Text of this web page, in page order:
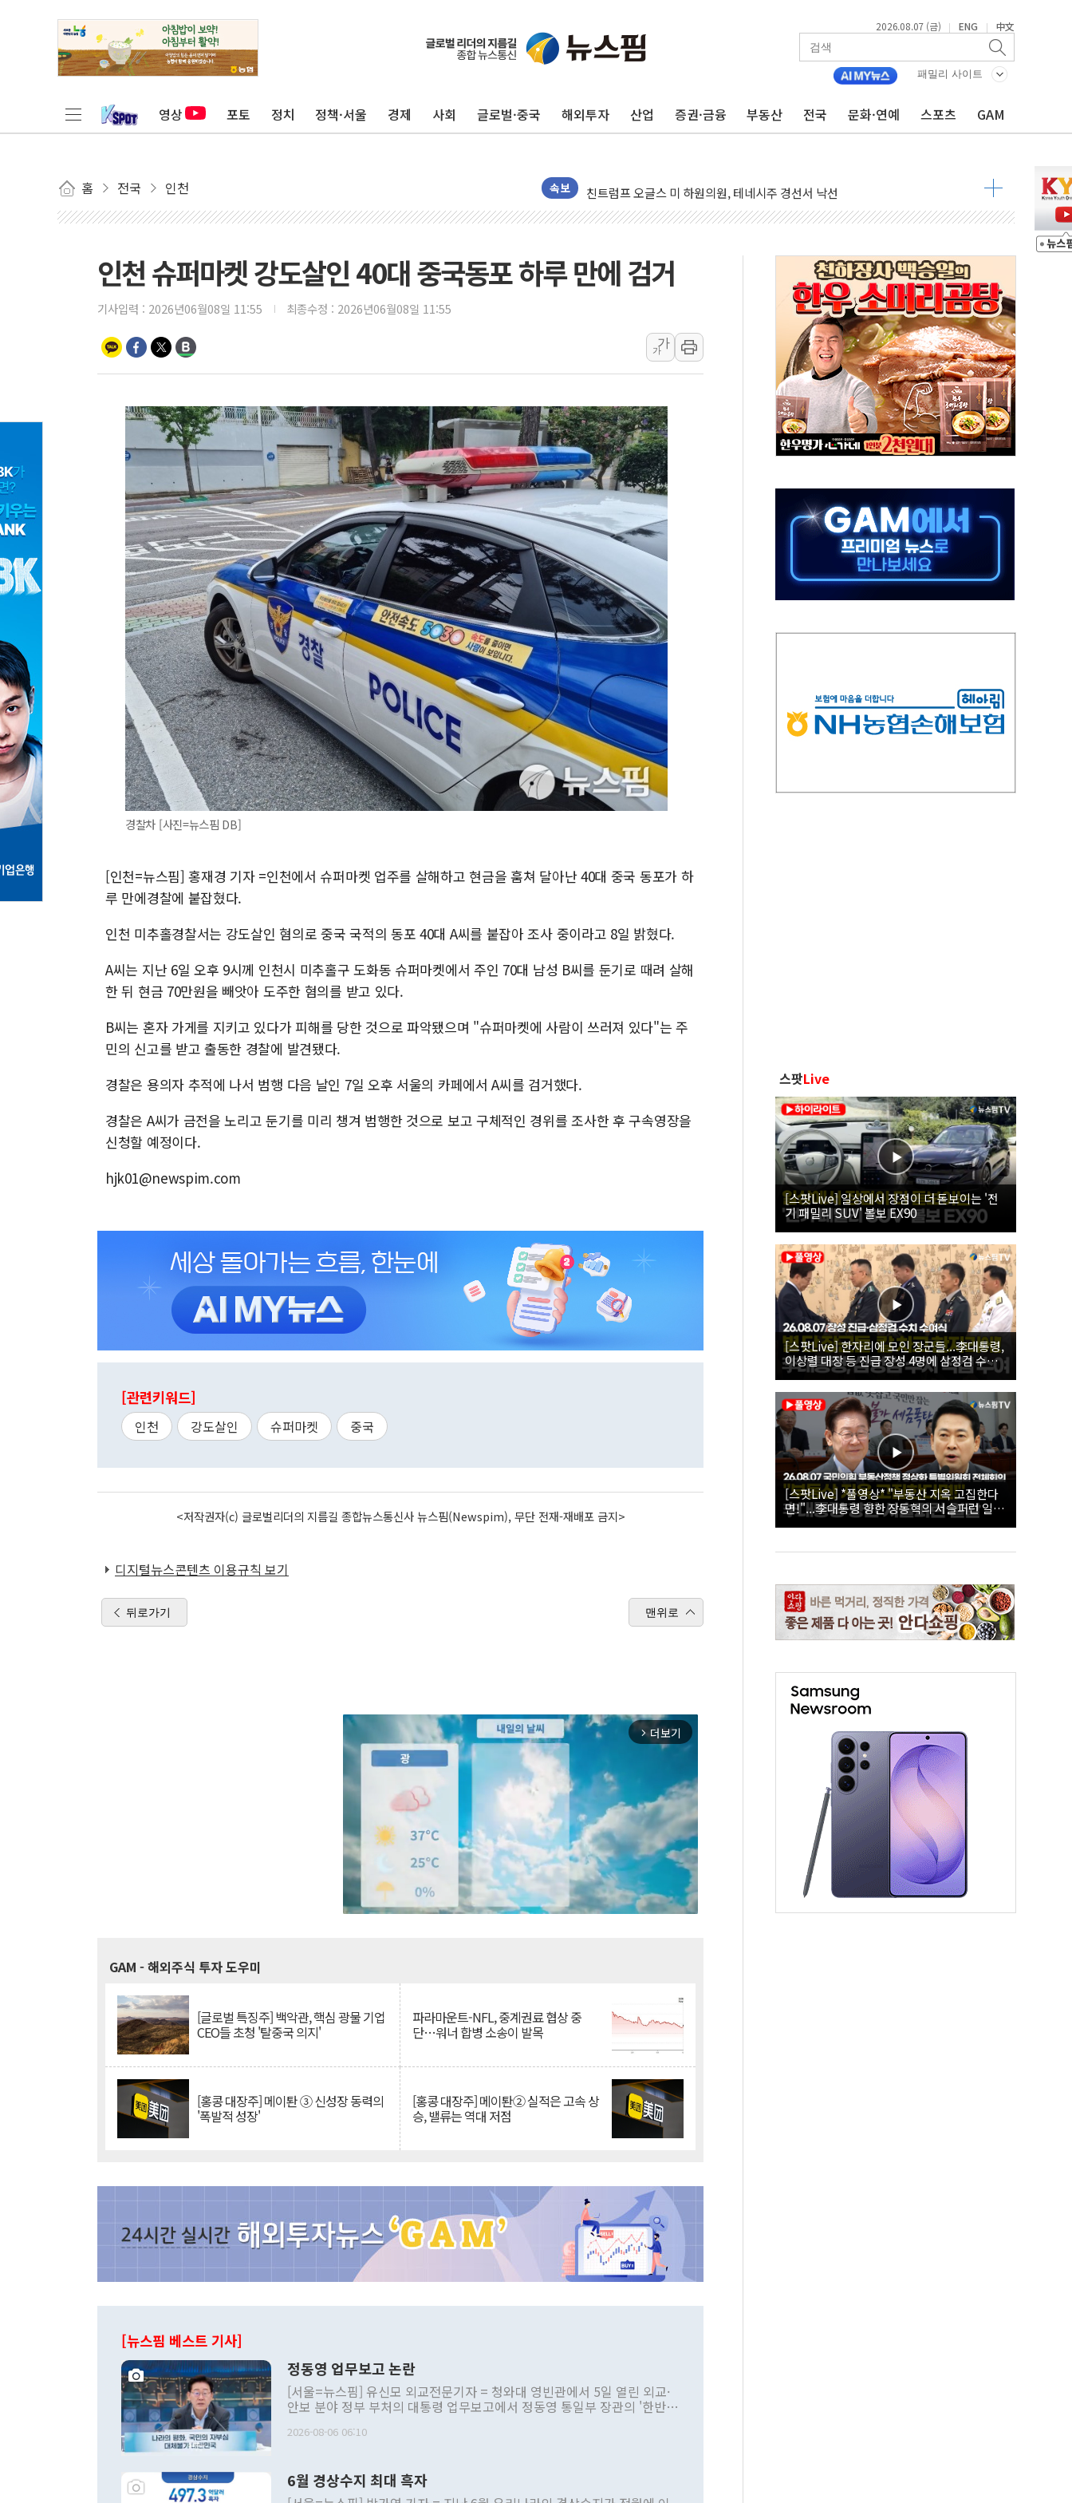
2026.08.07 (금) | ENG | 中文
패밀리 사이트
영상 포토 정치 정책·서울 경제 사회 글로벌·중국 해외투자 산업 증권·금융 부동산 전국 문화·연예 스포츠 GAM
홈 전국 인천 속보
1410원대 내려간 환율, "당분간 1400원 초반대 등락"
종합특검, '계엄 수용공간 확보' 신용해 前교정본부장 불구속 기소
친트럼프 오글스 미 하원의원, 테네시주 경선서 낙선
에쓰씨엔지니어링, 큐니티와 반도체 EPC 추가 수주
롯데웰푸드, 2분기 영업익 88.5% 증가... 해외 자회사가 이끈 '더블 성장'
이성윤 '호남 민심은 주석야청' 파장…친명계 "처절한 역사를 말장난으로" 비판
나경원 의원 "장기보유 1주택자 과도한 세금 부당"…소득세법 개정안 발의 예고
李대통령, 규제합리화위 부위원장에 김태유·국립외교원장에 김흥규
한병도 "국민의힘, 말로만 주택 공급…도시정비법·주택법 등 처리 협조하라"
금투협, ChatGPT로 투자 웹리포트 만든다…AI 금융데이터 분석 과정 개설
박홍근 "국가재정시스템 안정성 한순간도 흔들려선 안돼"
우리자산운용, MMF 순자산 30조 돌파…증시 급락에 업계 1위
李대통령, 장성 진급 신고식 "내란으로 훼손된 軍 신뢰 회복해야"
TBH글로벌, 상반기 매출 1006억원…전년비 13.9% 증가
AI 메모리 향한 뜨거운 관심…SK하이닉스, FMS서 '풀스택' 기술력 과시
건설 불황 속 내실 다진 한샘…B2B 확장으로 성장동력 확보
"내년 메모리 물량 동났다"…선수금 내걸고 확보 전쟁
현대지에프홀딩스, 자사주 1000억 연내 소각…2분기 영업익 853억
인천 슈퍼마켓 강도살인 40대 중국동포 하루 만에 검거
기사입력 : 2026년06월08일 11:55 최종수정 : 2026년06월08일 11:55
가
가
경찰차 [사진=뉴스핌 DB]
[인천=뉴스핌] 홍재경 기자 =인천에서 슈퍼마켓 업주를 살해하고 현금을 훔쳐 달아난 40대 중국 동포가 하
루 만에경찰에 붙잡혔다.
인천 미추홀경찰서는 강도살인 혐의로 중국 국적의 동포 40대 A씨를 붙잡아 조사 중이라고 8일 밝혔다.
A씨는 지난 6일 오후 9시께 인천시 미추홀구 도화동 슈퍼마켓에서 주인 70대 남성 B씨를 둔기로 때려 살해
한 뒤 현금 70만원을 빼앗아 도주한 혐의를 받고 있다.
B씨는 혼자 가게를 지키고 있다가 피해를 당한 것으로 파악됐으며 "슈퍼마켓에 사람이 쓰러져 있다"는 주
민의 신고를 받고 출동한 경찰에 발견됐다.
경찰은 용의자 추적에 나서 범행 다음 날인 7일 오후 서울의 카페에서 A씨를 검거했다.
경찰은 A씨가 금전을 노리고 둔기를 미리 챙겨 범행한 것으로 보고 구체적인 경위를 조사한 후 구속영장을
신청할 예정이다.
hjk01@newspim.com
[관련키워드]
인천 강도살인 슈퍼마켓 중국
<저작권자(c) 글로벌리더의 지름길 종합뉴스통신사 뉴스핌(Newspim), 무단 전재-재배포 금지>
디지털뉴스콘텐츠 이용규칙 보기
뒤로가기 맨위로
arrow_forward_ios 더보기
GAM - 해외주식 투자 도우미
[글로벌 특징주] 백악관, 핵심 광물 기업
CEO들 초청 '탈중국 의지'
파라마운트-NFL, 중계권료 협상 중
단…워너 합병 소송이 발목
[홍콩 대장주] 메이퇀 ③ 신성장 동력의
'폭발적 성장'
[홍콩 대장주] 메이퇀② 실적은 고속 상
승, 밸류는 역대 저점
[뉴스핌 베스트 기사]
정동영 업무보고 논란
[서울=뉴스핌] 유신모 외교전문기자 = 청와대 영빈관에서 5일 열린 외교·
안보 분야 정부 부처의 대통령 업무보고에서 정동영 통일부 장관의 '한반도
발언 중에는 정부 내 조율을 거치지 않은 사안을 정책으로 추진하겠다고 공
주의적 희망에 근거한 비현실적 구상'이라는 비판을 내놨다. 그동안 정 장
관의 대북 정책 관련 발언이 물의를 빚은 적은 여러 번 있지만 대통령과 유
2026-08-06 06:10
6월 경상수지 최대 흑자
스팟Live
[스팟Live] 일상에서 장점이 더 돋보이는 '전
기 패밀리 SUV' 볼보 EX90
[스팟Live] 한자리에 모인 장군들...李대통령,
이상렬 대장 등 진급 장성 4명에 삼정검 수치
직접 수여｜26.08.07 장성 진급·삼정검 수치
수여식
[스팟Live] *풀영상* "부동산 지옥 고집한다
면!"...李대통령 향한 장동혁의 서슬퍼런 일갈
| 26.08.07 국민의힘 부동산정책 정상화 특별